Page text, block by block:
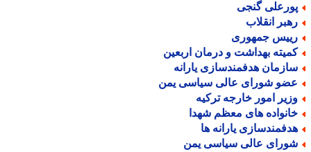
گنجی
انقلاب
جمهوری
بهداشت و درمان اربعین
هدفمندسازی یارانه
شورای عالی سیاسی یمن
امور خارجه ترکیه
های معظم شهدا
یارانه ها
عالی سیاسی یمن